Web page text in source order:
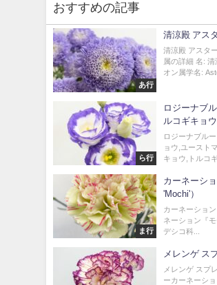
おすすめの記事
あ行
清涼殿 アス
清涼殿 アスタ
属の詳細 名:
オン属学名:
ら行
ロジーナブ
ルコギキョ
ロジーナブル
ョウ,ユースト
キョウ,トルコ
ま行
カーネーシ
'Mochi'）
カーネーショ
ネーション『
デシコ科...
メレンゲ ス
メレンゲ スプ
ーカーネーシ